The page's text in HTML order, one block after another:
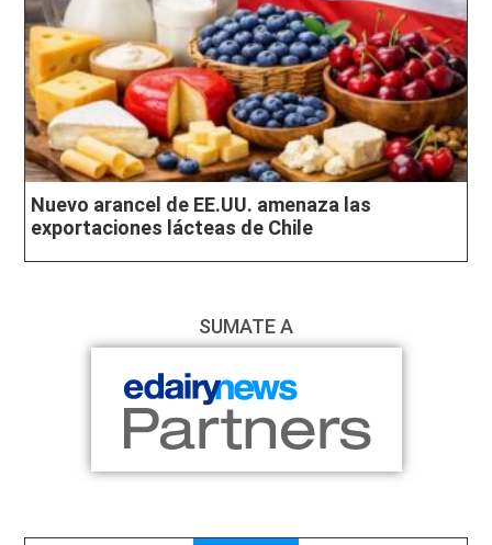
Nuevo arancel de EE.UU. amenaza las
exportaciones lácteas de Chile
SUMATE A